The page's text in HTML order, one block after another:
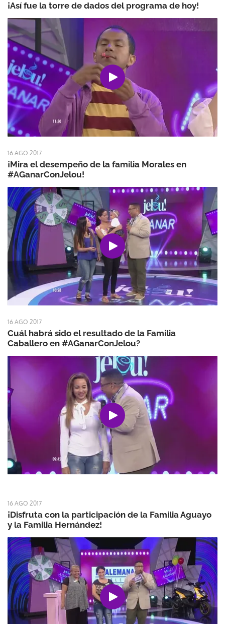
¡Así fue la torre de dados del programa de hoy!
16 AGO 2017
¡Mira el desempeño de la familia Morales en
#AGanarConJelou!
16 AGO 2017
Cuál habrá sido el resultado de la Familia
Caballero en #AGanarConJelou?
16 AGO 2017
¡Disfruta con la participación de la Familia Aguayo
y la Familia Hernández!